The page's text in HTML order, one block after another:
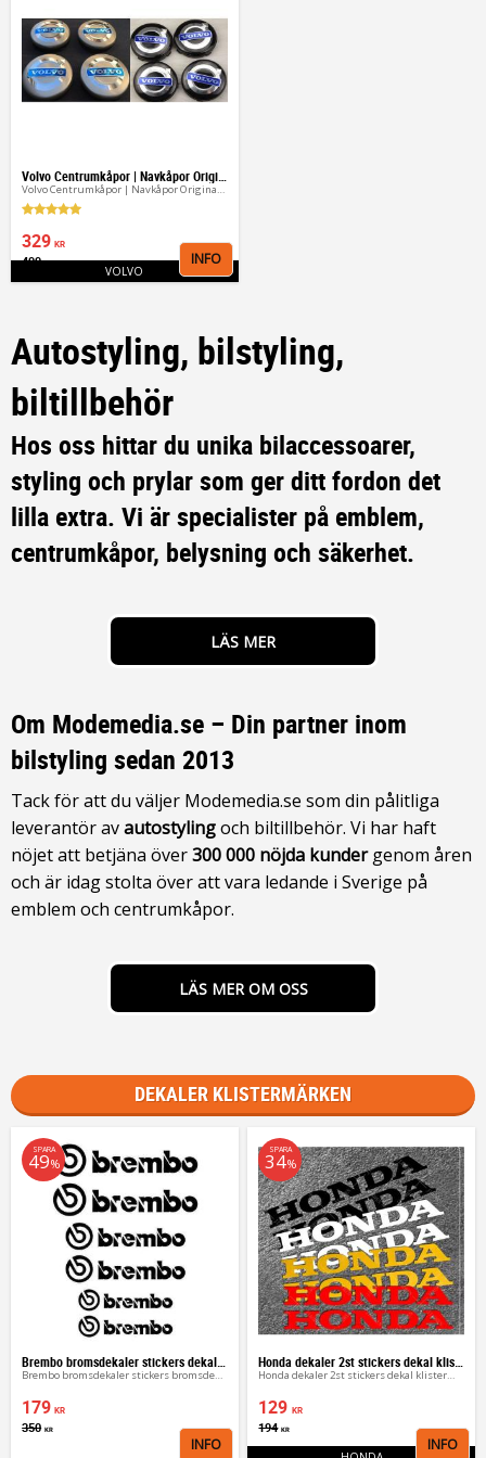
Volvo Centrumkåpor | Navkåpor Original & Universal
329 KR
499KR VOLVO Lägg till i favoriter
INFO
Autostyling, bilstyling,
biltillbehör
Hos oss hittar du unika bilaccessoarer,
styling och prylar som ger ditt fordon det
lilla extra. Vi är specialister på emblem,
centrumkåpor, belysning och säkerhet.
LÄS MER
Om Modemedia.se – Din partner inom
bilstyling sedan 2013
Tack för att du väljer Modemedia.se som din pålitliga
leverantör avautostylingoch biltillbehör. Vi har haft
nöjet att betjäna över300 000 nöjda kundergenom åren
och är idag stolta över att vara ledande i Sverige på
emblem och centrumkåpor.
LÄS MER OM OSS
DEKALER KLISTERMÄRKEN
Brembo bromsdekaler stickers bromsdekal 6st
179 KR
350 KR
SPARA
49%
Lägg till i favoriter
INFO
Honda dekaler 2st stickers dekal klistermärke
129 KR
194 KR
SPARA
34%
INFO